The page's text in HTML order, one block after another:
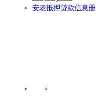
安老抵押贷款信息册